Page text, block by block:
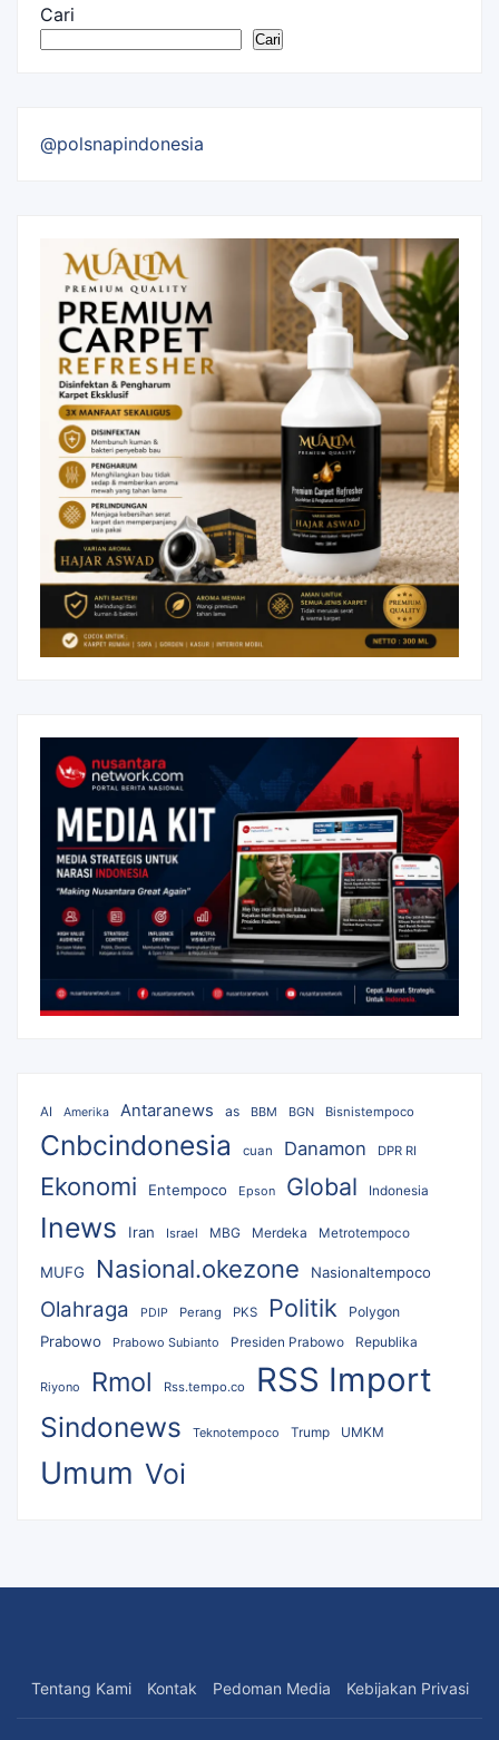
Cari
Cari
@polsnapindonesia
AI Amerika Antaranews as BBM BGN Bisnistempoco
Cnbcindonesia cuan Danamon DPR RI
Ekonomi Entempoco Epson Global Indonesia
Inews Iran Israel MBG Merdeka Metrotempoco
MUFG Nasional.okezone Nasionaltempoco
Olahraga PDIP Perang PKS Politik Polygon
Prabowo Prabowo Subianto Presiden Prabowo Republika
Riyono Rmol Rss.tempo.co RSS Import
Sindonews Teknotempoco Trump UMKM
Umum Voi
Tentang Kami Kontak Pedoman Media Kebijakan Privasi